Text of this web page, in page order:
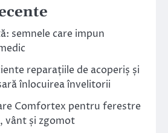
semnele care impun
reparațiile de acoperiș și
înlocuirea învelitorii
Comfortex pentru ferestre
vânt și zgomot